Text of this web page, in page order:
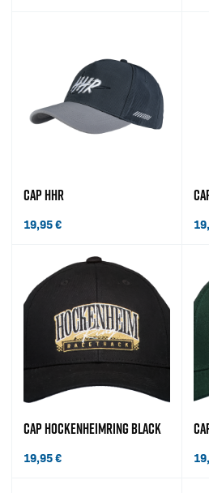
CAP HHR
19,95€
CAP HOCKENHEIMRING BLACK
19,95€